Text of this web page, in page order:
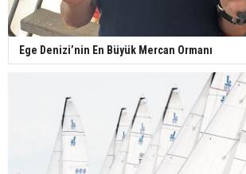
Ege Denizi’nin En Büyük Mercan Ormanı